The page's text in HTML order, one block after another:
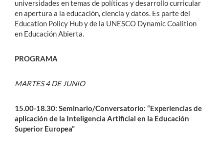
universidades en temas de políticas y desarrollo curricular
en apertura a la educación, ciencia y datos. Es parte del
Education Policy Hub y de la UNESCO Dynamic Coalition
en Educación Abierta.
PROGRAMA
MARTES 4 DE JUNIO
15.00-18.30: Seminario/Conversatorio: “Experiencias de
aplicación de la Inteligencia Artificial en la Educación
Superior Europea”